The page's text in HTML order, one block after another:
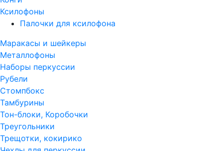
Ксилофоны
Палочки для ксилофона
Маракасы и шейкеры
Металлофоны
Наборы перкуссии
Рубели
Стомпбокс
Тамбурины
Тон-блоки, Коробочки
Треугольники
Трещотки, кокирико